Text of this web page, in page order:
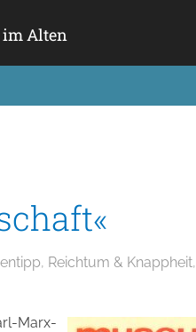
im Alten
, Reichtum & Knappheit,
Marx-